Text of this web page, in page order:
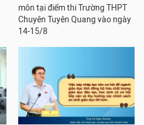
môn tại điểm thi Trường THPT
Chuyên Tuyên Quang vào ngày
14-15/8